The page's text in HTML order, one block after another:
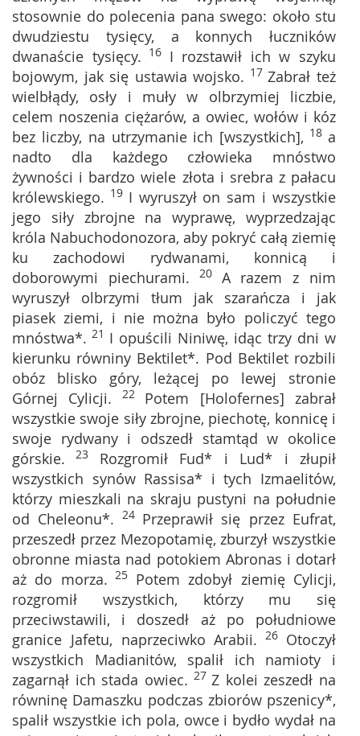
stosownie do polecenia pana swego: około stu
dwudziestu tysięcy, a konnych łuczników
dwanaście tysięcy. 16 I rozstawił ich w szyku
bojowym, jak się ustawia wojsko. 17 Zabrał też
wielbłądy, osły i muły w olbrzymiej liczbie,
celem noszenia ciężarów, a owiec, wołów i kóz
bez liczby, na utrzymanie ich [wszystkich], 18 a
nadto dla każdego człowieka mnóstwo
żywności i bardzo wiele złota i srebra z pałacu
królewskiego. 19 I wyruszył on sam i wszystkie
jego siły zbrojne na wyprawę, wyprzedzając
króla Nabuchodonozora, aby pokryć całą ziemię
ku zachodowi rydwanami, konnicą i
doborowymi piechurami. 20 A razem z nim
wyruszył olbrzymi tłum jak szarańcza i jak
piasek ziemi, i nie można było policzyć tego
mnóstwa*. 21 I opuścili Niniwę, idąc trzy dni w
kierunku równiny Bektilet*. Pod Bektilet rozbili
obóz blisko góry, leżącej po lewej stronie
Górnej Cylicji. 22 Potem [Holofernes] zabrał
wszystkie swoje siły zbrojne, piechotę, konnicę i
swoje rydwany i odszedł stamtąd w okolice
górskie. 23 Rozgromił Fud* i Lud* i złupił
wszystkich synów Rassisa* i tych Izmaelitów,
którzy mieszkali na skraju pustyni na południe
od Cheleonu*. 24 Przeprawił się przez Eufrat,
przeszedł przez Mezopotamię, zburzył wszystkie
obronne miasta nad potokiem Abronas i dotarł
aż do morza. 25 Potem zdobył ziemię Cylicji,
rozgromił wszystkich, którzy mu się
przeciwstawili, i doszedł aż po południowe
granice Jafetu, naprzeciwko Arabii. 26 Otoczył
wszystkich Madianitów, spalił ich namioty i
zagarnął ich stada owiec. 27 Z kolei zeszedł na
równinę Damaszku podczas zbiorów pszenicy*,
spalił wszystkie ich pola, owce i bydło wydał na